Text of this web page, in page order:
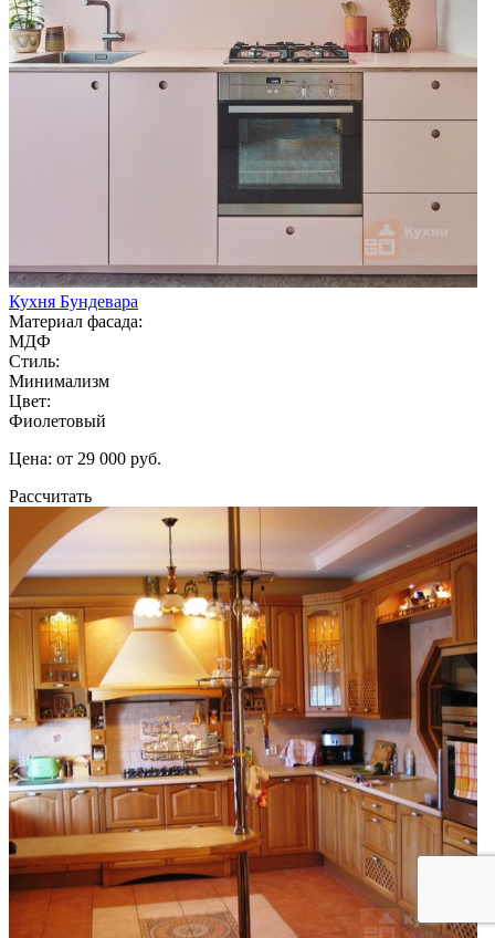
Кухня Бундевара
Материал фасада:
МДФ
Стиль:
Минимализм
Цвет:
Фиолетовый
Цена: от 29 000 руб.
Рассчитать